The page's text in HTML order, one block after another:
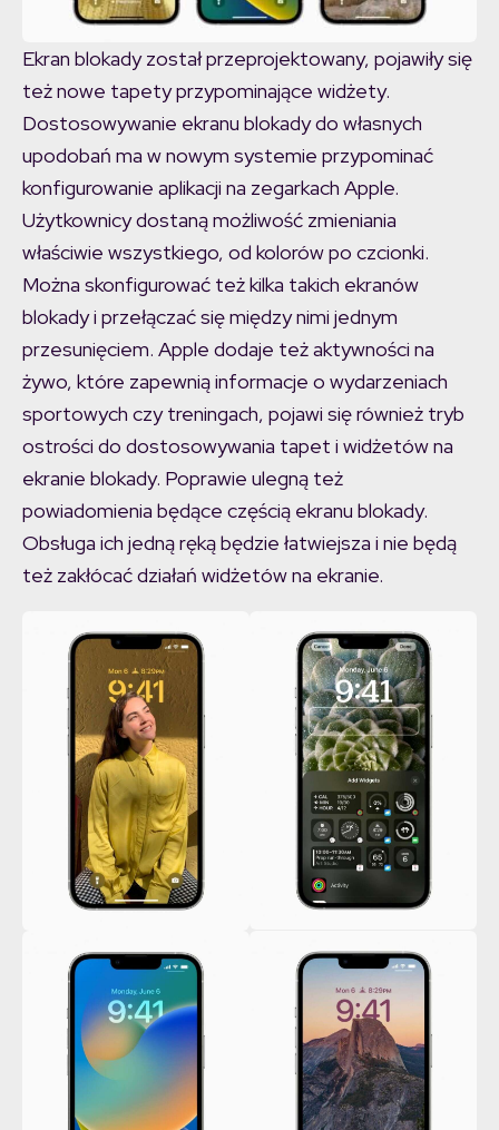
Ekran blokady został przeprojektowany, pojawiły się
też nowe tapety przypominające widżety.
Dostosowywanie ekranu blokady do własnych
upodobań ma w nowym systemie przypominać
konfigurowanie aplikacji na zegarkach Apple.
Użytkownicy dostaną możliwość zmieniania
właściwie wszystkiego, od kolorów po czcionki.
Można skonfigurować też kilka takich ekranów
blokady i przełączać się między nimi jednym
przesunięciem. Apple dodaje też aktywności na
żywo, które zapewnią informacje o wydarzeniach
sportowych czy treningach, pojawi się również tryb
ostrości do dostosowywania tapet i widżetów na
ekranie blokady. Poprawie ulegną też
powiadomienia będące częścią ekranu blokady.
Obsługa ich jedną ręką będzie łatwiejsza i nie będą
też zakłócać działań widżetów na ekranie.